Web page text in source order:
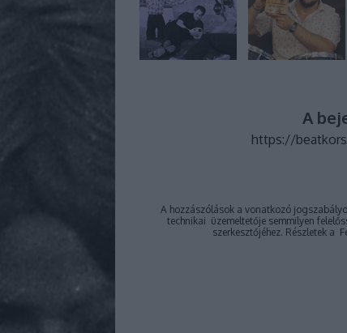
A
https://
A hozzászólások a vonatkozó
technikai üzemeltetője semmilyen
szerkesztőjéhez. Részletek a